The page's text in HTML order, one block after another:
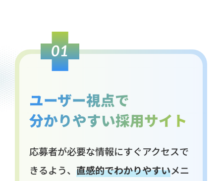
ユーザー視点で
分かりやすい採用サイト
応募者が必要な情報にすぐアクセスで
きるよう、 直感的でわかりやすいメニ